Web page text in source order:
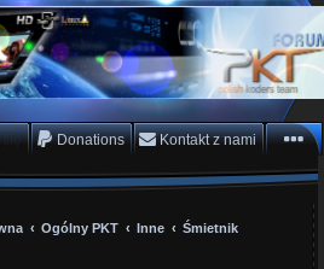
oscam
się Donations Kontakt z nami
Ogólny PKT Inne Śmietnik